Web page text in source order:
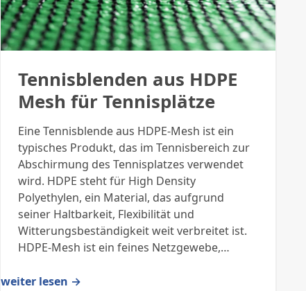
Tennisblenden aus HDPE
Mesh für Tennisplätze
Eine Tennisblende aus HDPE-Mesh ist ein
typisches Produkt, das im Tennisbereich zur
Abschirmung des Tennisplatzes verwendet
wird. HDPE steht für High Density
Polyethylen, ein Material, das aufgrund
seiner Haltbarkeit, Flexibilität und
Witterungsbeständigkeit weit verbreitet ist.
HDPE-Mesh ist ein feines Netzgewebe,…
weiter lesen →